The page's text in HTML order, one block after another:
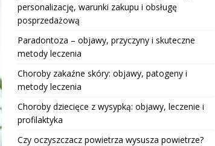
personalizację, warunki zakupu i obsługę
posprzedażową
Paradontoza – objawy, przyczyny i skuteczne
metody leczenia
Choroby zakaźne skóry: objawy, patogeny i
metody leczenia
Choroby dziecięce z wysypką: objawy, leczenie i
profilaktyka
Czy oczyszczacz powietrza wysusza powietrze?